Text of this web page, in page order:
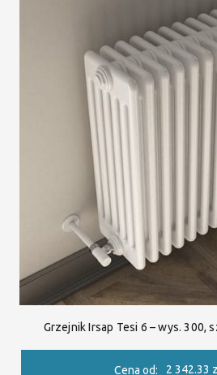
Grzejnik Irsap Tesi 6 – wys. 300,
Cena od: 2 342.33